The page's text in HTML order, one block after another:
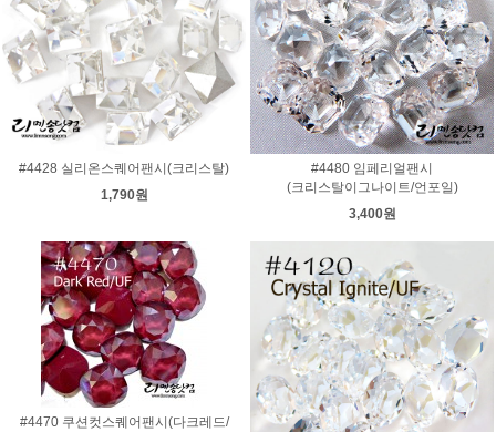
#4428 실리온스퀘어팬시(크리스탈)
1,790원
#4480 임페리얼팬시
(크리스탈이그나이트/언포일)
3,400원
#4470 쿠션컷스퀘어팬시(다크레드/